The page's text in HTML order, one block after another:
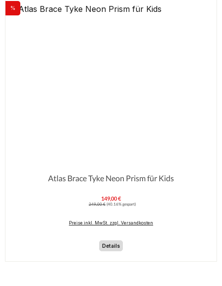
Rabatt
%
Atlas Brace Tyke Neon Prism für Kids
Verkaufspreis:
149,00 €
Regulärer Preis:
249,00 € (40.16% gespart)
Preise inkl. MwSt. zzgl. Versandkosten
Details